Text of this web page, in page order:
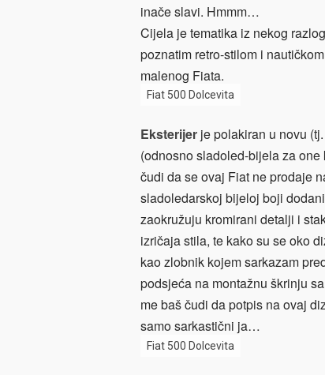
inače slavi. Hmmm…
Cijela je tematika iz nekog
poznatim retro-stilom i
malenog Fiata.
Fiat 500 Dolcevita
Eksterijer je polakiran u novu
(odnosno sladoled-bijela za
čudi da se ovaj Fiat ne prodaje
sladoledarskoj bijeloj boji
zaokružuju kromirani detalji i
izričaja stila, te kako su se oko
kao zlobnik kojem sarkazam
podsjeća na montažnu škrinju
me baš čudi da potpis na ovaj
samo sarkastični ja…
Fiat 500 Dolcevita